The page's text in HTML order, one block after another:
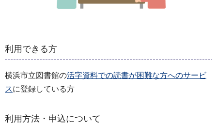
利用できる方
横浜市立図書館の活字資料での読書が困難な方へのサービ
スに登録している方
利用方法・申込について